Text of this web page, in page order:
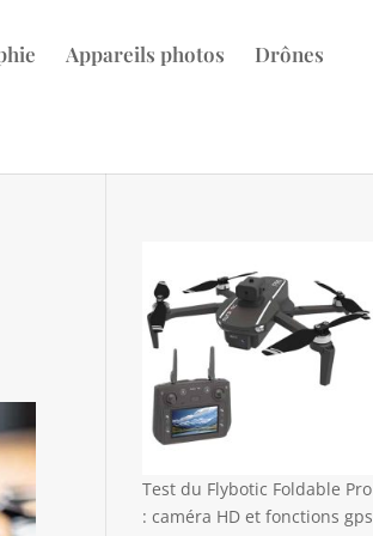
Appareils photos Drônes
Test du Flybotic Foldable Pro
: caméra HD et fonctions gps